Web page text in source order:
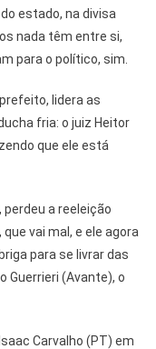
estado, na divisa
nada têm entre si,
para o político, sim.
lidera as
fria: o juiz Heitor
que ele está
perdeu a reeleição
vai mal, e ele agora
para se livrar das
Guerrieri (Avante), o
Carvalho (PT) em